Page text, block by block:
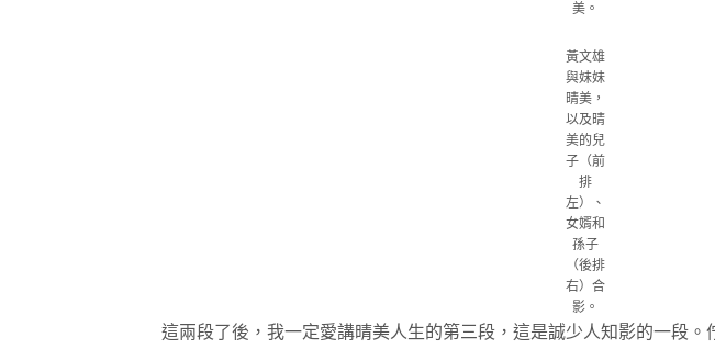
美。
黃文雄
與妹妹
晴美，
以及晴
美的兒
子（前
排
左）、
女婿和
孫子
（後排
右）合
影。
這兩段了後，我一定愛講晴美人生的第三段，這是誠少人知影的一段